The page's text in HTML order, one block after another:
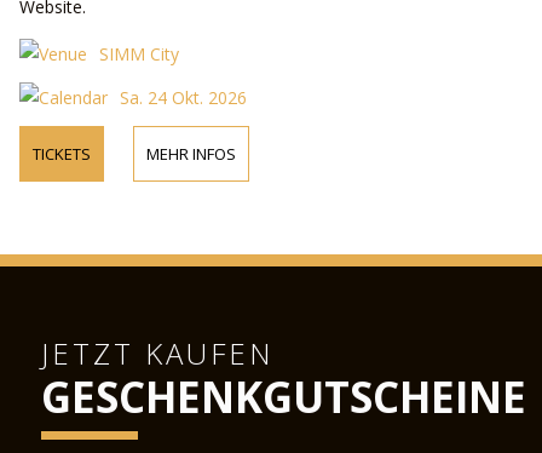
Website.
SIMM City
Sa. 24 Okt. 2026
TICKETS MEHR INFOS
JETZT KAUFEN
GESCHENKGUTSCHEINE